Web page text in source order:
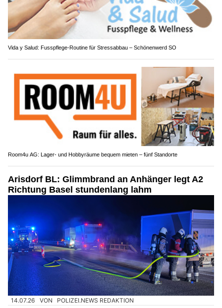
Vida y Salud: Fusspflege-Routine für Stressabbau – Schönenwerd SO
Room4u AG: Lager- und Hobbyräume bequem mieten – fünf Standorte
Arisdorf BL: Glimmbrand an Anhänger legt A2
Richtung Basel stundenlang lahm
14.07.26 VON POLIZEI.NEWS REDAKTION